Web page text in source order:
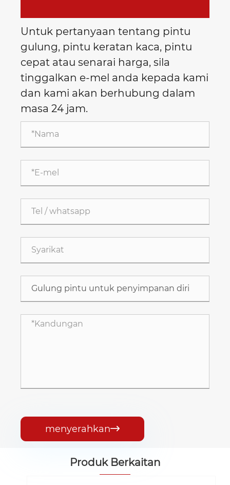
Untuk pertanyaan tentang pintu
gulung, pintu keratan kaca, pintu
cepat atau senarai harga, sila
tinggalkan e-mel anda kepada kami
dan kami akan berhubung dalam
masa 24 jam.
menyerahkan
Produk Berkaitan